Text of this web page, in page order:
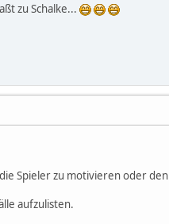
zu Schalke...
Spieler zu motivieren oder den
aufzulisten.